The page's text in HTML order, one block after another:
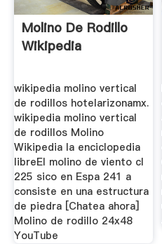
Molino De Rodillo
Wikipedia
wikipedia molino vertical
de rodillos hotelarizonamx.
wikipedia molino vertical
de rodillos Molino
Wikipedia la enciclopedia
libreEl molino de viento cl
225 sico en Espa 241 a
consiste en una estructura
de piedra [Chatea ahora]
Molino de rodillo 24x48
YouTube